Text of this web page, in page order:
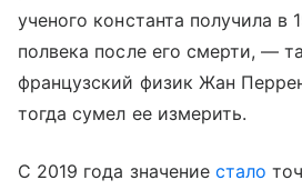
ученого константа получила в
полвека после его смерти, —
французский физик Жан
тогда сумел ее измерить.
С 2019 года значениестало